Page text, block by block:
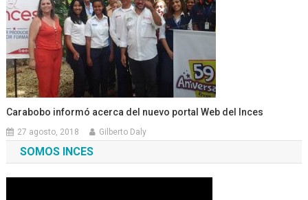
Carabobo informó acerca del nuevo portal Web del Inces
27 agosto, 2018 Gilberto Daly
SOMOS INCES